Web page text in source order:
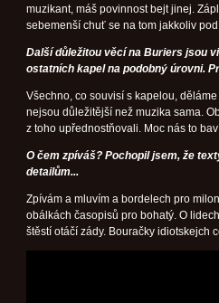
muzikant, máš povinnost bejt jinej.
sebemenší chuť se na tom jakkoliv
Další důležitou věcí na Buriers jsou
ostatních kapel na podobný úrovni.
Všechno, co souvisí s kapelou,
nejsou důležitější než muzika sama.
z toho upřednostňovali. Moc nás to
O čem zpíváš? Pochopil jsem, že
detailům...
Zpívám a mluvím a bordelech pro
obálkách časopisů pro bohatý. O
štěstí otáčí zády. Bouračky idiotskejch